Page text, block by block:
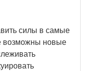
силы в самые
возможны новые